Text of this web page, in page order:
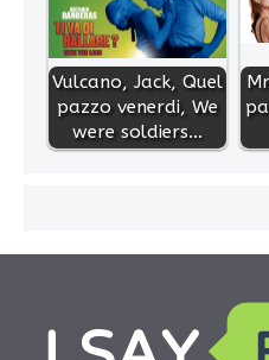
Vulcano, Jack, Quel
pazzo venerdi, We
were soldiers…